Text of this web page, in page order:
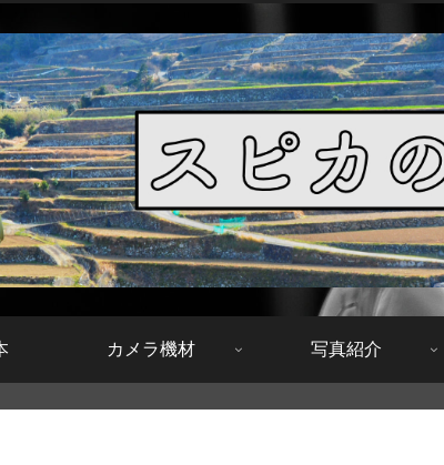
カメラ機材 写真紹介